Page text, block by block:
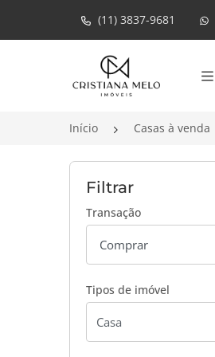
(11) 3837-9681
Página inicial
Início Casas à venda
Filtrar
Transação
Tipos de imóvel